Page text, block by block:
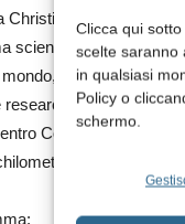
Clicca qui
scelte saranno
in qualsiasi
Policy o
schermo.
Christian Riso –
scientifico, «il
offre anche la
competition».
Congressi situato
dal centro della